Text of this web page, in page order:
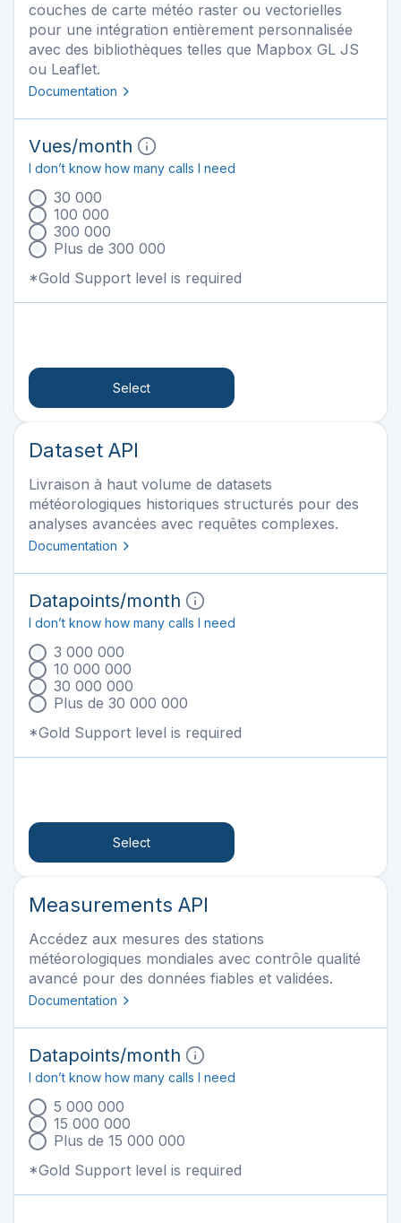
couches de carte météo raster ou vectorielles
pour une intégration entièrement personnalisée
avec des bibliothèques telles que Mapbox GL JS
ou Leaflet.
Documentation
Vues/month
I don’t know how many calls I need
30 000
100 000
300 000
Plus de 300 000
*Gold Support level is required
Select
Dataset API
Livraison à haut volume de datasets
météorologiques historiques structurés pour des
analyses avancées avec requêtes complexes.
Documentation
Datapoints/month
I don’t know how many calls I need
3 000 000
10 000 000
30 000 000
Plus de 30 000 000
*Gold Support level is required
Select
Measurements API
Accédez aux mesures des stations
météorologiques mondiales avec contrôle qualité
avancé pour des données fiables et validées.
Documentation
Datapoints/month
I don’t know how many calls I need
5 000 000
15 000 000
Plus de 15 000 000
*Gold Support level is required